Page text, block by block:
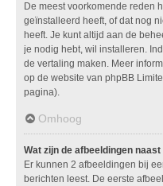
De meest voorkomende reden
geïnstalleerd heeft, of dat nog
heeft. Je kunt altijd aan de
je nodig hebt, wil installeren.
de vertaling maken. Meer
op de website van phpBB
pagina).
Omhoog
Wat zijn de afbeeldingen
Er kunnen 2 afbeeldingen bij
berichten leest. De eerste